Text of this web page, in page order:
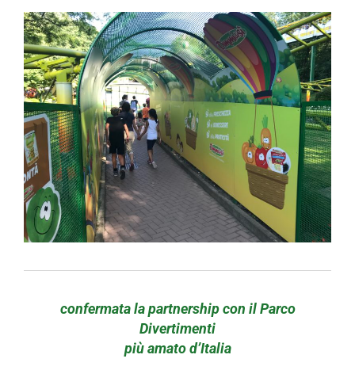
confermata la partnership con il Parco
Divertimenti
più amato d’Italia